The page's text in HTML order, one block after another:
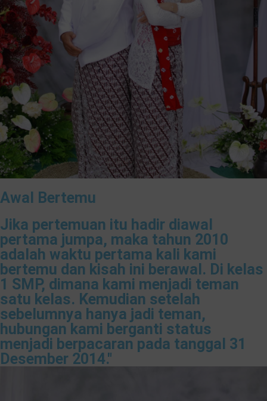
Awal Bertemu
Jika pertemuan itu hadir diawal
pertama jumpa, maka tahun 2010
adalah waktu pertama kali kami
bertemu dan kisah ini berawal. Di kelas
1 SMP, dimana kami menjadi teman
satu kelas. Kemudian setelah
sebelumnya hanya jadi teman,
hubungan kami berganti status
menjadi berpacaran pada tanggal 31
Desember 2014."